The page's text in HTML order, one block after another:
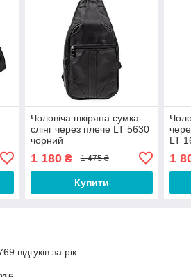
Чоловіча шкіряна сумка-
слінг через плече LT 5630
чорний
1 180₴ 1 475 ₴
Купити
LT
1
відгуків за рік